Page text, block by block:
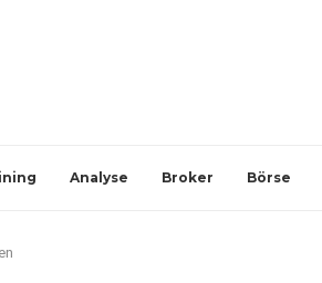
Analyse Broker Börse